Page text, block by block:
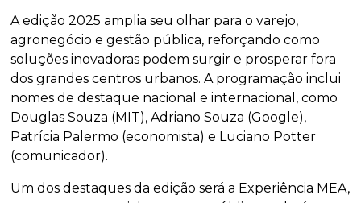
A edição 2025 amplia seu olhar para o varejo,
agronegócio e gestão pública, reforçando como
soluções inovadoras podem surgir e prosperar fora
dos grandes centros urbanos. A programação inclui
nomes de destaque nacional e internacional, como
Douglas Souza (MIT), Adriano Souza (Google),
Patrícia Palermo (economista) e Luciano Potter
(comunicador).
Um dos destaques da edição será a Experiência MEA,